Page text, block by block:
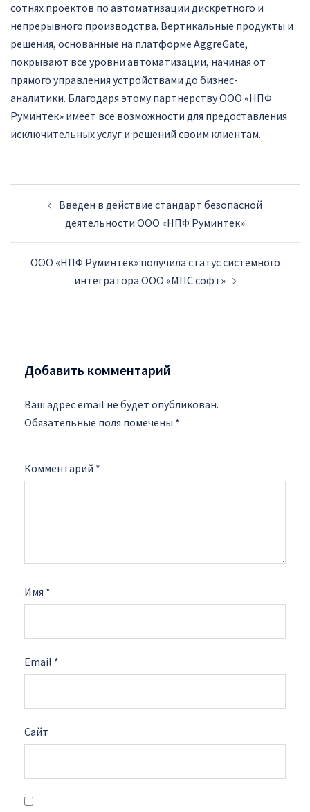
сотнях проектов по автоматизации дискретного и
непрерывного производства. Вертикальные продукты и
решения, основанные на платформе AggreGate,
покрывают все уровни автоматизации, начиная от
прямого управления устройствами до бизнес-
аналитики. Благодаря этому партнерству ООО «НПФ
Руминтек» имеет все возможности для предоставления
исключительных услуг и решений своим клиентам.
записиВведен в действие стандарт безопасной
деятельности ООО «НПФ Руминтек»
ООО «НПФ Руминтек» получила статус системного
интегратора ООО «МПС софт»
Добавить комментарий
Ваш адрес email не будет опубликован.
Обязательные поля помечены *
Комментарий *
Имя *
Email *
Сайт